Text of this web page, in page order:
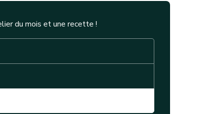
du mois et une recette !